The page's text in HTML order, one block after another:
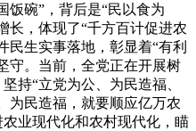
饭碗”，背后是“民以食为
长，体现了“千方百计促进农
民生实事落地，彰显着“有利
守。当前，全党正在开展树
持“立党为公、为民造福、
为民造福，就要顺应亿万农
业现代化和农村现代化，瞄